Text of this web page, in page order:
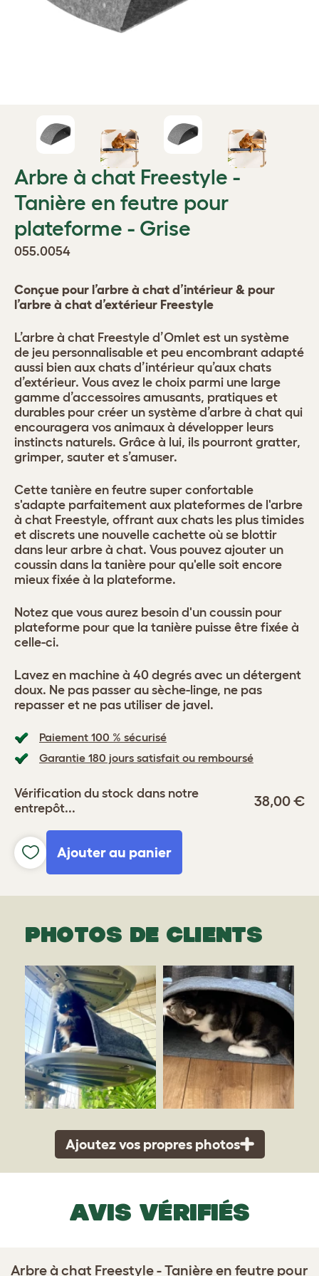
Arbre à chat Freestyle -
Tanière en feutre pour
plateforme - Grise
055.0054
Paiement 100 % sécurisé
Garantie 180 jours satisfait ou remboursé
Vérification du stock dans notre
entrepôt...
38,00 €
Ajouter au panier
Conçue pour l’arbre à chat d’intérieur & pour
l’arbre à chat d’extérieur Freestyle
L’arbre à chat Freestyle d’Omlet est un système
de jeu personnalisable et peu encombrant adapté
aussi bien aux chats d’intérieur qu’aux chats
d’extérieur. Vous avez le choix parmi une large
gamme d’accessoires amusants, pratiques et
durables pour créer un système d’arbre à chat qui
encouragera vos animaux à développer leurs
instincts naturels. Grâce à lui, ils pourront gratter,
grimper, sauter et s’amuser.
Cette tanière en feutre super confortable
s'adapte parfaitement aux plateformes de l'arbre
à chat Freestyle, offrant aux chats les plus timides
et discrets une nouvelle cachette où se blottir
dans leur arbre à chat. Vous pouvez ajouter un
coussin dans la tanière pour qu'elle soit encore
mieux fixée à la plateforme.
Notez que vous aurez besoin d'un coussin pour
plateforme pour que la tanière puisse être fixée à
celle-ci.
Lavez en machine à 40 degrés avec un détergent
doux. Ne pas passer au sèche-linge, ne pas
repasser et ne pas utiliser de javel.
PHOTOS DE CLIENTS
Ajoutez vos propres photos
AVIS VÉRIFIÉS
Arbre à chat Freestyle - Tanière en feutre pour